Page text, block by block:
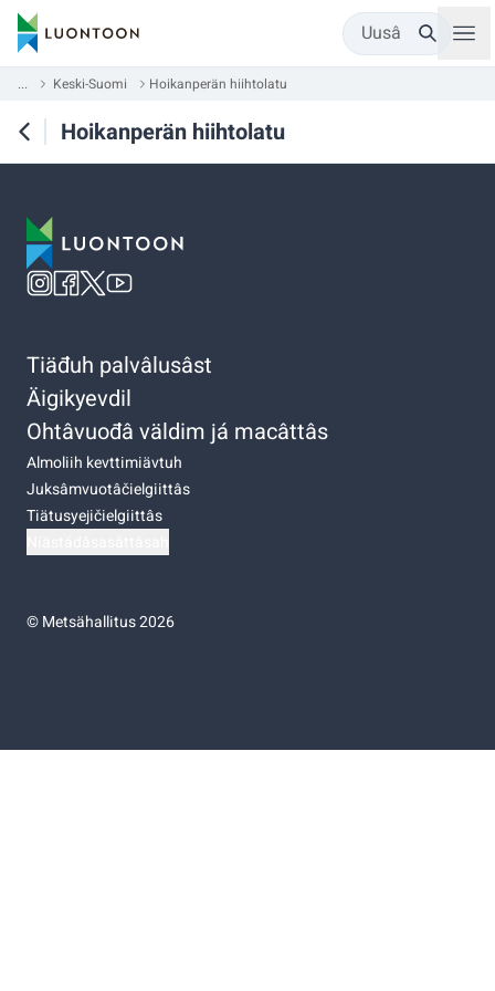
Uusâ
... Keski-Suomi Hoikanperän hiihtolatu
Hoikanperän hiihtolatu
Tiäđuh palvâlusâst
Äigikyevdil
Ohtâvuođâ väldim já macâttâs
Almoliih kevttimiävtuh
Juksâmvuotâčielgiittâs
Tiätusyejičielgiittâs
©Metsähallitus 2026